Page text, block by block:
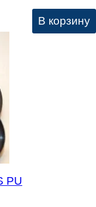
В корзину
PU